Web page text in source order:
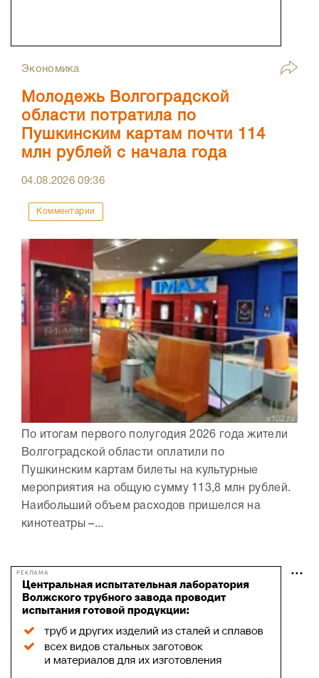
Экономика
Молодежь Волгоградской
области потратила по
Пушкинским картам почти 114
млн рублей с начала года
04.08.202609:36
Комментарии
По итогам первого полугодия 2026 года жители
Волгоградской области оплатили по
Пушкинским картам билеты на культурные
мероприятия на общую сумму 113,8 млн рублей.
Наибольший объем расходов пришелся на
кинотеатры –...
РЕКЛАМА